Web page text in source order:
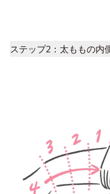
ステップ2：太ももの内